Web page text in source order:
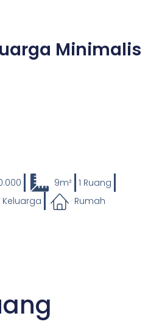
Minimalis
9m² 1 Ruang
Keluarga
Rumah